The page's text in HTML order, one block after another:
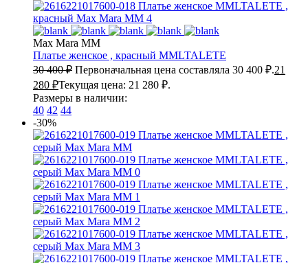
Max Mara MM
Платье женское , красный MMLTALETE
30 400₽ Первоначальная цена составляла 30 400 ₽.21
280 ₽Текущая цена: 21 280 ₽.
Размеры в наличии:
40 42 44
-30%